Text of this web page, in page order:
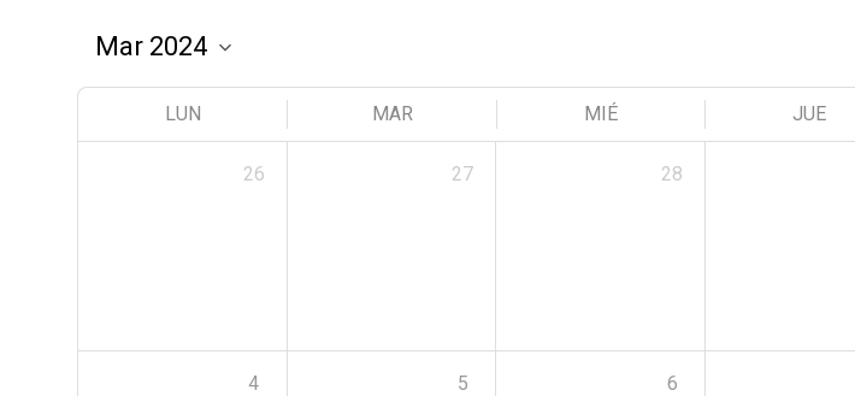
LUN MAR MIÉ JUE
26 27 28
4 5 6